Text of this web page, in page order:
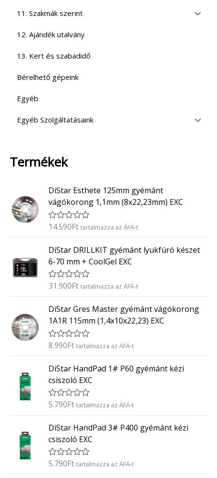
11. Szakmák szerint
12. Ajándék utalvány
13. Kert és szabadidő
Bérelhető gépeink
Egyéb
Egyéb Szolgáltatásaink
Termékek
DiStar Esthete 125mm gyémánt
vágókorong 1,1mm (8x22,23mm) EXC
É
é
k
e
l
s
:
/
5
14.590Ft tartalmazza az ÁFÁ-t
DiStar DRILLKIT gyémánt lyukfúró készet
6-70 mm + CoolGel EXC
É
é
k
e
l
é
s
:
/
5
31.900Ft tartalmazza az ÁFÁ-t
DiStar Gres Master gyémánt vágókorong
1A1R 115mm (1,4x10x22,23) EXC
É
é
e
l
é
s
:
/
5
8.990Ft tartalmazza az ÁFÁ-t
DiStar HandPad 1# P60 gyémánt kézi
csiszoló EXC
É
é
e
l
s
:
5.790Ft tartalmazza az ÁFÁ-t
DiStar HandPad 3# P400 gyémánt kézi
csiszoló EXC
É
5.790Ft tartalmazza az ÁFÁ-t